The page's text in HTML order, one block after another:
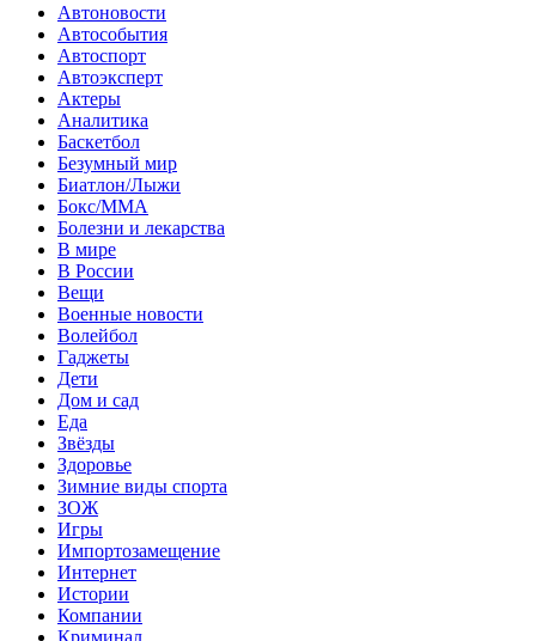
Автоновости
Автособытия
Автоспорт
Автоэксперт
Актеры
Аналитика
Баскетбол
Безумный мир
Биатлон/Лыжи
Бокс/MMA
Болезни и лекарства
В мире
В России
Вещи
Военные новости
Волейбол
Гаджеты
Дети
Дом и сад
Еда
Звёзды
Здоровье
Зимние виды спорта
ЗОЖ
Игры
Импортозамещение
Интернет
Истории
Компании
Криминал